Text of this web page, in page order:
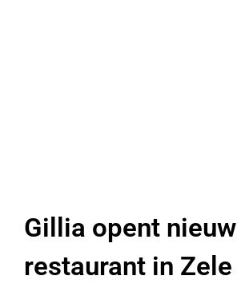
Gillia opent nieuw
restaurant in Zele